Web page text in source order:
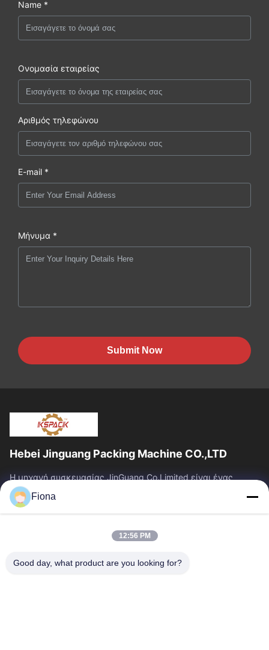
Name *
Ονομασία εταιρείας
Αριθμός τηλεφώνου
E-mail *
Μήνυμα *
Submit Now
Hebei Jinguang Packing Machine CO.,LTD
Η μηχανή συσκευασίας JinGuang Co.Limited είναι ένας
επαγγελματικός ζαρωμένος εξοπλισμός εκτύπωσης
χαρτοκιβωτίων και σχετικά μηχανήματα για την...
Γρήγοροι Σύνδεσμοι
Προϊόντα
Περίπου Εμείς
Γύρος Εργοστασίων
Fiona
12:56 PM
Good day, what product are you looking for?